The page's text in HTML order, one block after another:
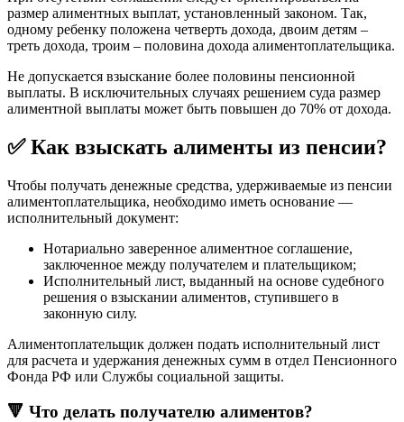
размер алиментных выплат, установленный законом. Так,
одному ребенку положена четверть дохода, двоим детям –
треть дохода, троим – половина дохода алиментоплательщика.
Не допускается взыскание более половины пенсионной
выплаты. В исключительных случаях решением суда размер
алиментной выплаты может быть повышен до 70% от дохода.
✅ Как взыскать алименты из пенсии?
Чтобы получать денежные средства, удерживаемые из пенсии
алиментоплательщика, необходимо иметь основание —
исполнительный документ:
Нотариально заверенное алиментное соглашение,
заключенное между получателем и плательщиком;
Исполнительный лист, выданный на основе судебного
решения о взыскании алиментов, ступившего в
законную силу.
Алиментоплательщик должен подать исполнительный лист
для расчета и удержания денежных сумм в отдел Пенсионного
Фонда РФ или Службы социальной защиты.
🔻 Что делать получателю алиментов?